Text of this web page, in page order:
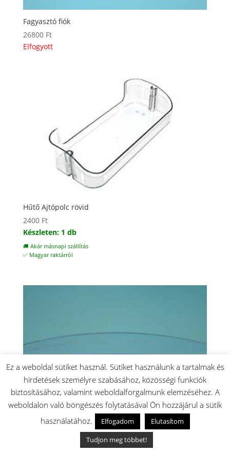
Fagyasztó fiók
26800 Ft
Elfogyott
Hűtő Ajtópolc rövid
2400 Ft
Készleten: 1 db
🚚 Akár másnapi szállítás
✅ Magyar raktárról
Ez a weboldal sütiket használ. Sütiket használunk a tartalmak és
hirdetések személyre szabásához, közösségi funkciók
biztosításához, valamint weboldalforgalmunk elemzéséhez. A
weboldalon való böngészés folytatásával Ön hozzájárul a sütik
használatához.
Elfogadom
Elutasítom
Tudjon meg többet!